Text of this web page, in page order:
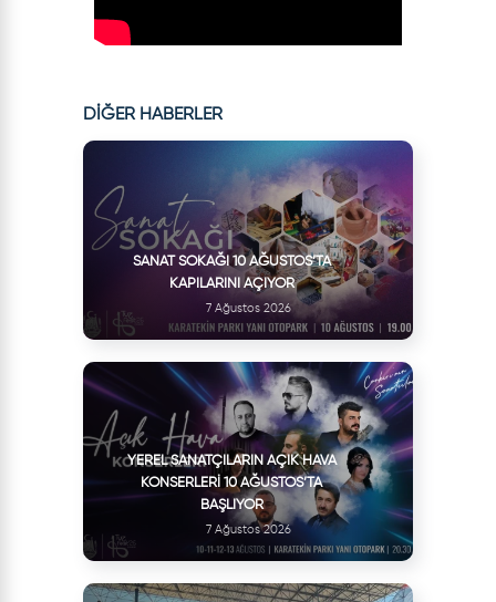
DİĞER HABERLER
SANAT SOKAĞI 10 AĞUSTOS’TA
KAPILARINI AÇIYOR
7 Ağustos 2026
YEREL SANATÇILARIN AÇIK HAVA
KONSERLERI 10 AĞUSTOS’TA
BAŞLIYOR
7 Ağustos 2026